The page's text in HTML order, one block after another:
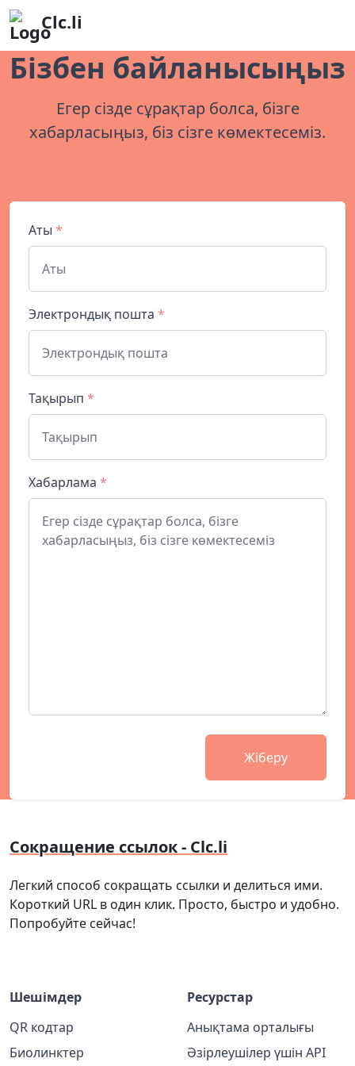
Clc.li
Бізбен байланысыңыз
Егер сізде сұрақтар болса, бізге
хабарласыңыз, біз сізге көмектесеміз.
Аты *
Электрондық пошта *
Тақырып *
Хабарлама *
Жіберу
Сокращение ссылок - Clc.li
Легкий способ сокращать ссылки и делиться ими.
Короткий URL в один клик. Просто, быстро и удобно.
Попробуйте сейчас!
Шешімдер
QR кодтар
Биолинктер
Ресурстар
Анықтама орталығы
Әзірлеушілер үшін API